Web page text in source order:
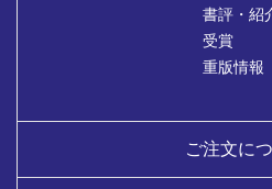
書評・紹
受賞
重版情報
ご注文に